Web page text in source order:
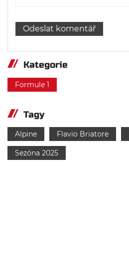
Kategorie
Formule 1
Tagy
Alpine Flavio Briatore
Sezóna 2025